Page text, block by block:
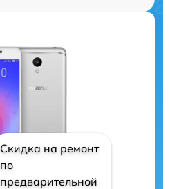
Скидка на ремонт
по
предварительной